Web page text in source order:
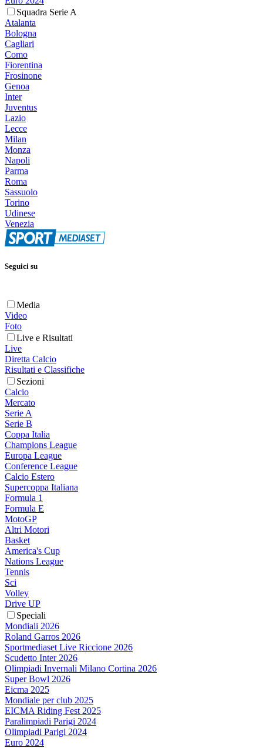
Squadra Serie A
Atalanta
Bologna
Cagliari
Como
Fiorentina
Frosinone
Genoa
Inter
Juventus
Lazio
Lecce
Milan
Monza
Napoli
Parma
Roma
Sassuolo
Torino
Udinese
Venezia
Seguici su
Media
Video
Foto
Live e Risultati
Live
Diretta Calcio
Risultati e Classifiche
Sezioni
Calcio
Mercato
Serie A
Serie B
Coppa Italia
Champions League
Europa League
Conference League
Calcio Estero
Supercoppa Italiana
Formula 1
Formula E
MotoGP
Altri Motori
Basket
America's Cup
Nations League
Tennis
Sci
Volley
Drive UP
Speciali
Mondiali 2026
Roland Garros 2026
Sportmediaset Live Riccione 2026
Scudetto Inter 2026
Olimpiadi Invernali Milano Cortina 2026
Super Bowl 2026
Eicma 2025
Mondiale per club 2025
EICMA Riding Fest 2025
Paralimpiadi Parigi 2024
Olimpiadi Parigi 2024
Euro 2024